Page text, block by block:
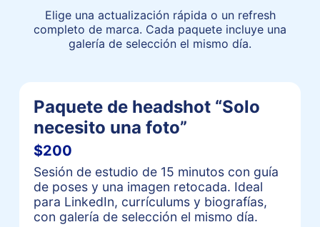
Elige una actualización rápida o un refresh
completo de marca. Cada paquete incluye una
galería de selección el mismo día.
Paquete de headshot “Solo
necesito una foto”
$200
Sesión de estudio de 15 minutos con guía
de poses y una imagen retocada. Ideal
para LinkedIn, currículums y biografías,
con galería de selección el mismo día.